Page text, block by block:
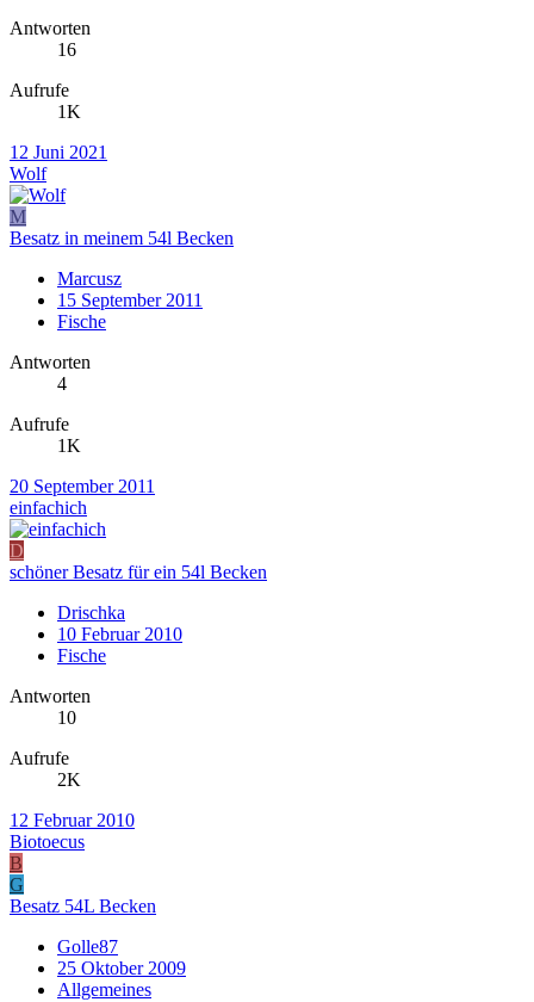
Antworten
16
Aufrufe
1K
12 Juni 2021
Wolf
M
Besatz in meinem 54l Becken
Marcusz
15 September 2011
Fische
Antworten
4
Aufrufe
1K
20 September 2011
einfachich
D
schöner Besatz für ein 54l Becken
Drischka
10 Februar 2010
Fische
Antworten
10
Aufrufe
2K
12 Februar 2010
Biotoecus
B
G
Besatz 54L Becken
Golle87
25 Oktober 2009
Allgemeines